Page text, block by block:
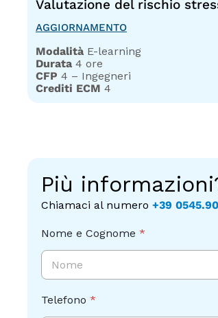
Valutazione del rischio
AGGIORNAMENTO
Modalità E-learning
Durata 4 ore
CFP 4 – Ingegneri
Crediti ECM 4
Più
Chiamaci al numero +39
Nome e Cognome *
Telefono *